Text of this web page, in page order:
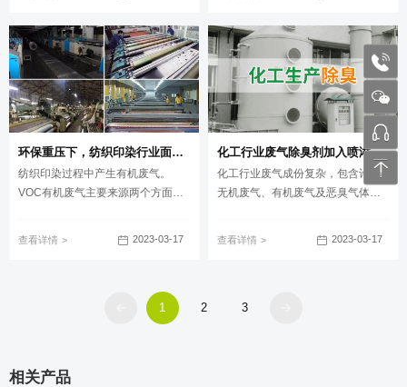
环保重压下，纺织印染行业面临两难，废气治理刻不容缓！
纺织印染过程中产生有机废气。
VOC有机废气主要来源两个方面，
苯、甲苯、二甲苯为主，简称三
查看详情 2023-03-17
化工行业废气除臭剂加入喷淋塔应用及产品用量说明
化工行业废气成份复杂，包含许多
无机废气、有机废气及恶臭气体。
有异味。
查看详情 2023-03-17
1 2 3
相关产品
张